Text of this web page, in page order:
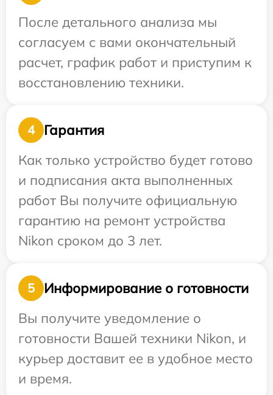
После детального анализа мы
согласуем с вами окончательный
расчет, график работ и приступим к
восстановлению техники.
4
Гарантия
Как только устройство будет готово
и подписания акта выполненных
работ Вы получите официальную
гарантию на ремонт устройства
Nikon сроком до 3 лет.
5
Информирование о готовности
Вы получите уведомление о
готовности Вашей техники Nikon, и
курьер доставит ее в удобное место
и время.